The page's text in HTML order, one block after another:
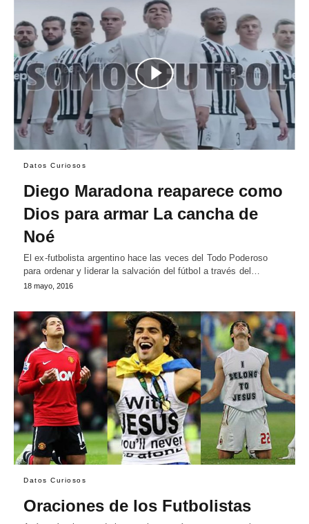
Datos Curiosos
Diego Maradona reaparece como
Dios para armar La cancha de
Noé
El ex-futbolista argentino hace las veces del Todo Poderoso
para ordenar y liderar la salvación del fútbol a través del…
18 mayo, 2016
Datos Curiosos
Oraciones de los Futbolistas